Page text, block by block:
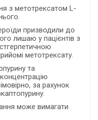
з метотрексатом L-
призводили до
лишаю у пацієнтів з
метотрексату.
та
за рахунок
може вимагати